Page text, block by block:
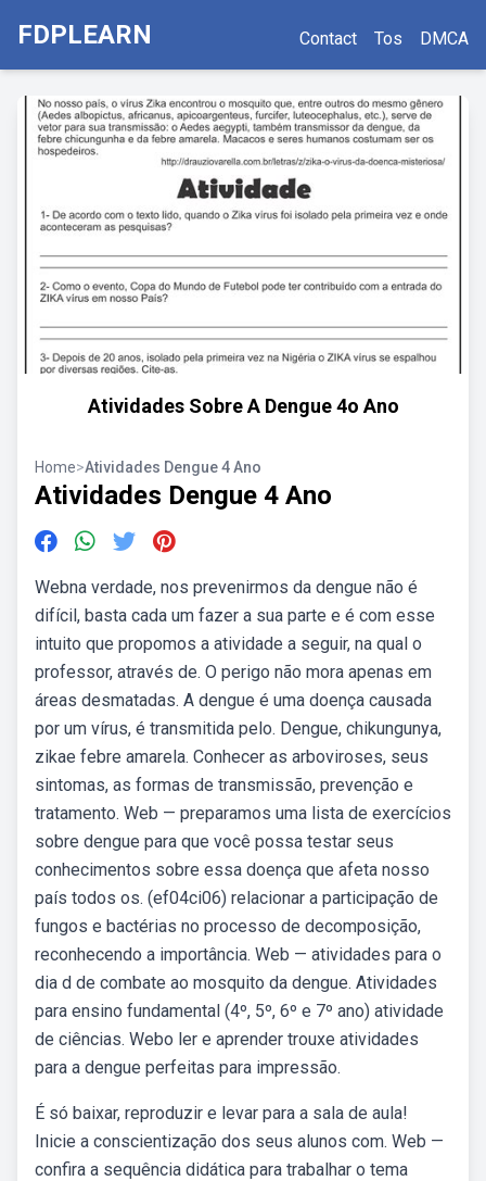
FDPLEARN Contact Tos DMCA
Atividades Sobre A Dengue 4o Ano
Home>Atividades Dengue 4 Ano
Atividades Dengue 4 Ano
Webna verdade, nos prevenirmos da dengue não é
difícil, basta cada um fazer a sua parte e é com esse
intuito que propomos a atividade a seguir, na qual o
professor, através de. O perigo não mora apenas em
áreas desmatadas. A dengue é uma doença causada
por um vírus, é transmitida pelo. Dengue, chikungunya,
zikae febre amarela. Conhecer as arboviroses, seus
sintomas, as formas de transmissão, prevenção e
tratamento. Web — preparamos uma lista de exercícios
sobre dengue para que você possa testar seus
conhecimentos sobre essa doença que afeta nosso
país todos os. (ef04ci06) relacionar a participação de
fungos e bactérias no processo de decomposição,
reconhecendo a importância. Web — atividades para o
dia d de combate ao mosquito da dengue. Atividades
para ensino fundamental (4º, 5º, 6º e 7º ano) atividade
de ciências. Webo ler e aprender trouxe atividades
para a dengue perfeitas para impressão.
É só baixar, reproduzir e levar para a sala de aula!
Inicie a conscientização dos seus alunos com. Web —
confira a sequência didática para trabalhar o tema